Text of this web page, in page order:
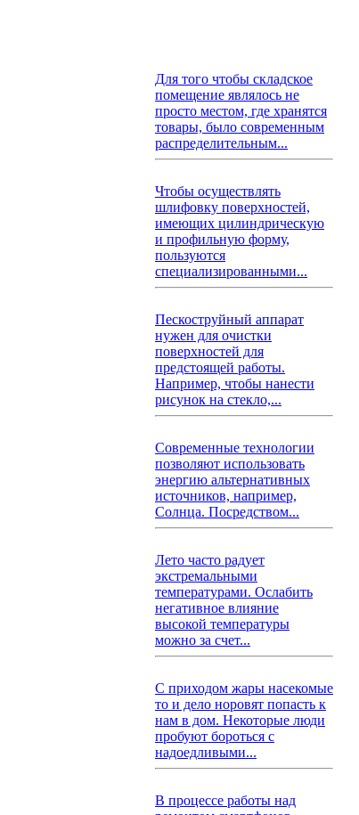
Для того чтобы складское
помещение являлось не
просто местом, где хранятся
товары, было современным
распределительным...
Чтобы осуществлять
шлифовку поверхностей,
имеющих цилиндрическую
и профильную форму,
пользуются
специализированными...
Пескоструйный аппарат
нужен для очистки
поверхностей для
предстоящей работы.
Например, чтобы нанести
рисунок на стекло,...
Современные технологии
позволяют использовать
энергию альтернативных
источников, например,
Солнца. Посредством...
Лето часто радует
экстремальными
температурами. Ослабить
негативное влияние
высокой температуры
можно за счет...
С приходом жары насекомые
то и дело норовят попасть к
нам в дом. Некоторые люди
пробуют бороться с
надоедливыми...
В процессе работы над